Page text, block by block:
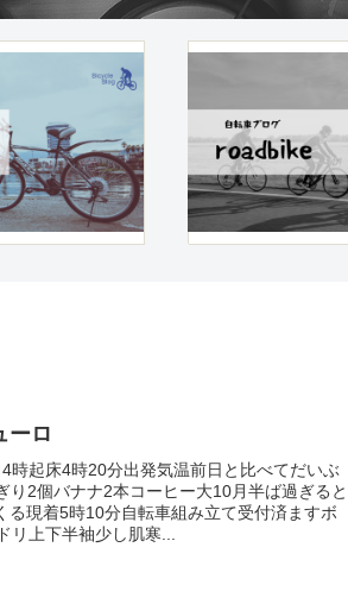
ーロ
時起床4時20分出発気温前日と比べてだいぶ
2個バナナ2本コーヒー大10月半ば過ぎると
る現着5時10分自転車組み立て受付済ますボ
リ上下半袖少し肌寒...